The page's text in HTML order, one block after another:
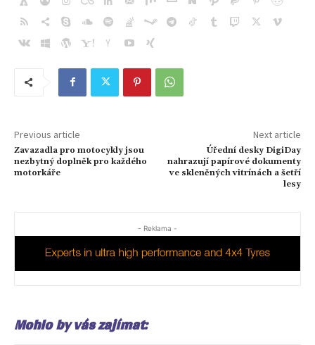
Previous article
Zavazadla pro motocykly jsou
nezbytný doplněk pro každého
motorkáře
Next article
Úřední desky DigiDay
nahrazují papírové dokumenty
ve skleněných vitrínách a šetří
lesy
- Reklama -
Mohlo by vás zajímat: